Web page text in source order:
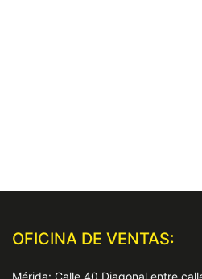
OFICINA DE VENTAS: